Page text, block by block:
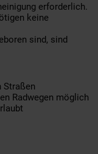
erforderlich.
keine
sind, sind
Straßen
Radwegen möglich